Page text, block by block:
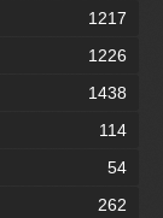
1217
1226
1438
114
54
262